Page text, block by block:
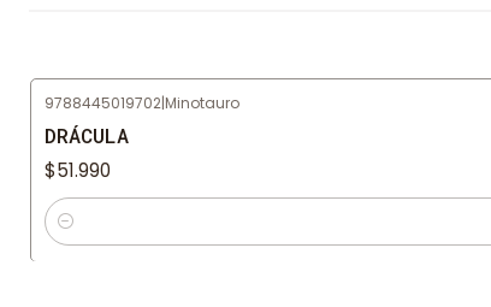
9788445019702|Minotauro
DRÁCULA
$51.990
Cantidad